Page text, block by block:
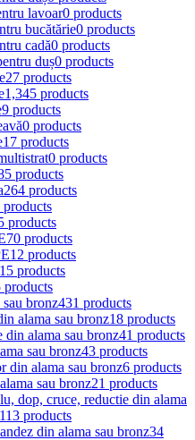
lavoar0 products
bucătărie0 products
cadă0 products
duș0 products
27 products
1,345 products
9 products
0 products
17 products
0 products
products
264 products
products
products
70 products
12 products
15 products
products
bronz431 products
alama sau bronz18 products
din alama sau bronz41 products
sau bronz43 products
din alama sau bronz6 products
sau bronz21 products
dop, cruce, reductie din alama
113 products
din alama sau bronz34